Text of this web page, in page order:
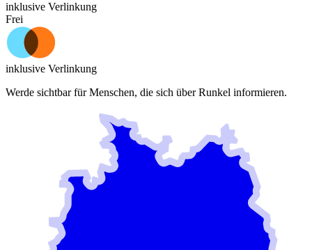
inklusive Verlinkung
Frei
inklusive Verlinkung
Werde sichtbar für Menschen, die sich überRunkel informieren.